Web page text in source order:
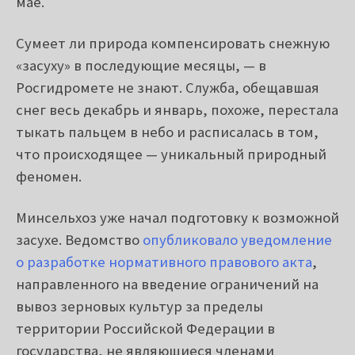
Сумеет ли природа компенсировать снежную
«засуху» в последующие месяцы, — в
Росгидромете не знают. Служба, обещавшая
снег весь декабрь и январь, похоже, перестала
тыкать пальцем в небо и расписалась в том,
что происходящее — уникальный природный
феномен.
Минсельхоз уже начал подготовку к возможной
засухе. Ведомство опубликовало уведомление
о разработке нормативного правового акта,
направленного на введение ограничений на
вывоз зерновых культур за пределы
территории Российской Федерации в
государства, не являющиеся членами